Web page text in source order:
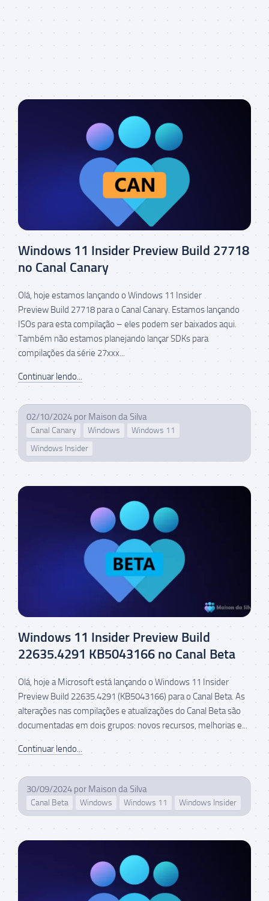
Windows 11 Insider Preview Build 27718
no Canal Canary
Olá, hoje estamos lançando o Windows 11 Insider
Preview Build 27718 para o Canal Canary. Estamos lançando
ISOs para esta compilação – eles podem ser baixados aqui.
Também não estamos planejando lançar SDKs para
compilações da série 27xxx...
Continuar lendo...
02/10/2024 por Maison da Silva
Canal Canary Windows
Windows 11
Windows Insider
Windows 11 Insider Preview Build
22635.4291 KB5043166 no Canal Beta
Olá, hoje a Microsoft está lançando o Windows 11 Insider
Preview Build 22635.4291 (KB5043166) para o Canal Beta. As
alterações nas compilações e atualizações do Canal Beta são
documentadas em dois grupos: novos recursos, melhorias e...
Continuar lendo...
30/09/2024 por Maison da Silva
Canal Beta Windows Windows 11 Windows Insider